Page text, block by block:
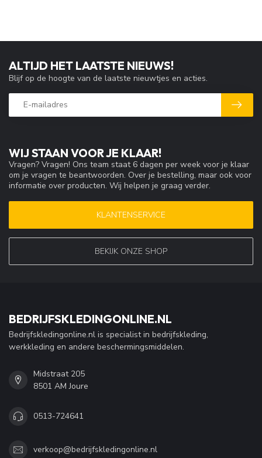
WIJ STAAN VOOR JE KLAAR!
Vragen? Vragen! Ons team staat 6 dagen per week voor je klaar
om je vragen te beantwoorden. Over je bestelling, maar ook voor
informatie over producten. Wij helpen je graag verder.
KLANTENSERVICE
BEKIJK ONZE SHOP
ALTIJD HET LAATSTE NIEUWS!
Blijf op de hoogte van de laatste nieuwtjes en acties.
BEDRIJFSKLEDINGONLINE.NL
Bedrijfskledingonline.nl is specialist in bedrijfskleding,
werkkleding en andere beschermingsmiddelen.
Midstraat 205
8501 AM Joure
0513-724641
verkoop@bedrijfskledingonline.nl